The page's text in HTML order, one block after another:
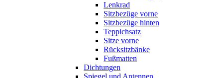
Lenkrad
Sitzbezüge vorne
Sitzbezüge hinten
Teppichsatz
Sitze vorne
Rücksitzbänke
Fußmatten
Dichtungen
Spiegel und Antennen